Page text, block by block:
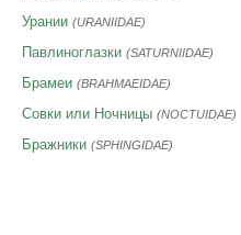
Урании (URANIIDAE)
Павлиноглазки (SATURNIIDAE)
Брамеи (BRAHMAEIDAE)
Совки или Ночницы (NOCTUIDAE)
Бражники (SPHINGIDAE)